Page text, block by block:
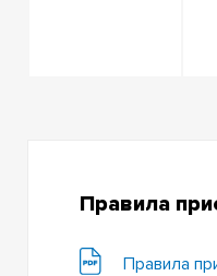
Правила
Правила